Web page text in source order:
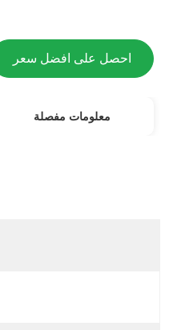
احصل على افضل سعر
معلومات مفصلة